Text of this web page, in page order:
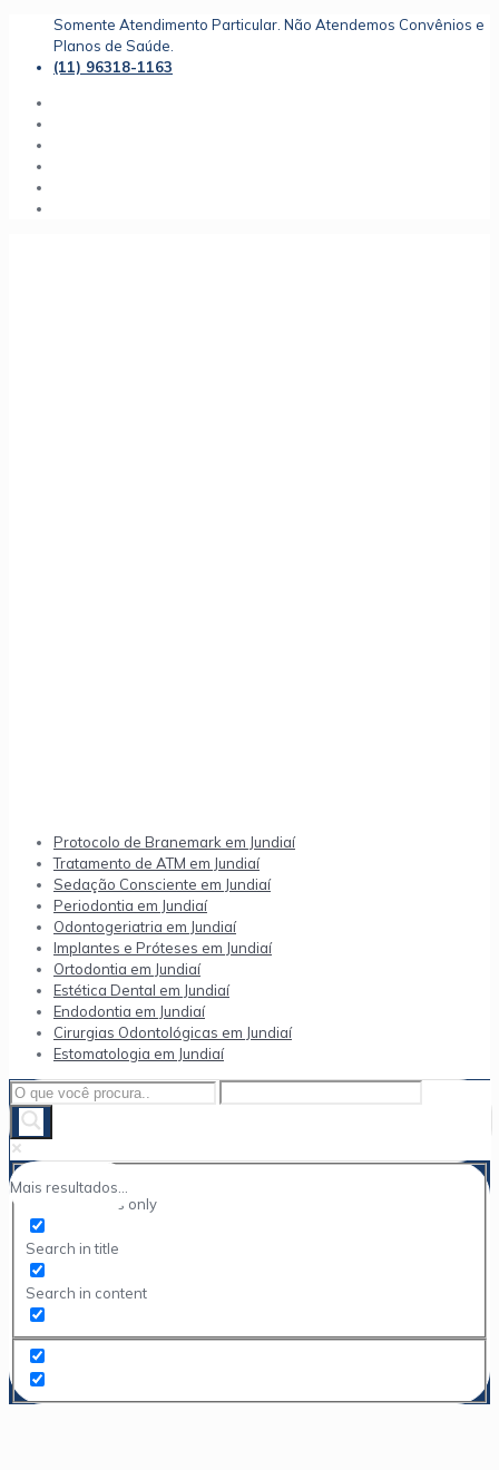
Somente Atendimento Particular. Não Atendemos Convênios e
Planos de Saúde.
(11) 96318-1163
Protocolo de Branemark em Jundiaí
Tratamento de ATM em Jundiaí
Sedação Consciente em Jundiaí
Periodontia em Jundiaí
Odontogeriatria em Jundiaí
Implantes e Próteses em Jundiaí
Ortodontia em Jundiaí
Estética Dental em Jundiaí
Endodontia em Jundiaí
Cirurgias Odontológicas em Jundiaí
Estomatologia em Jundiaí
Mais resultados...
Exact matches only
Search in title
Search in content